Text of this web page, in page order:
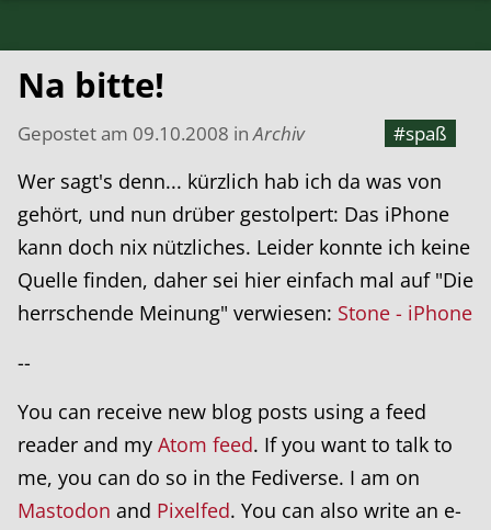
Na bitte!
Gepostet am 09.10.2008 inArchiv
#spaß
Wer sagt's denn... kürzlich hab ich da was von
gehört, und nun drüber gestolpert: Das iPhone
kann doch nix nützliches. Leider konnte ich keine
Quelle finden, daher sei hier einfach mal auf "Die
herrschende Meinung" verwiesen: Stone - iPhone
--
You can receive new blog posts using a feed
reader and my Atom feed. If you want to talk to
me, you can do so in the Fediverse. I am on
Mastodon and Pixelfed. You can also write an e-